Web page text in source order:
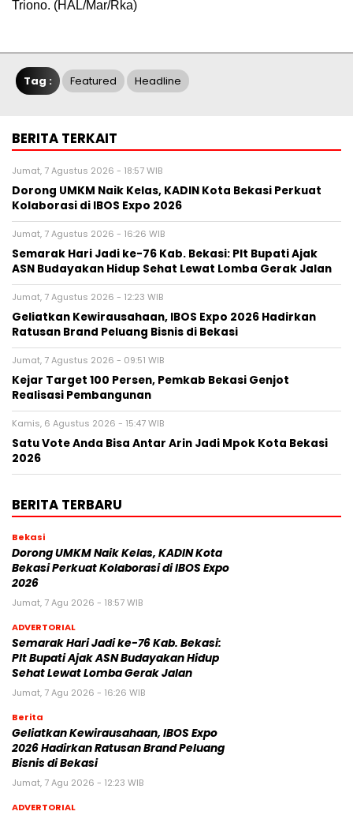
Triono. (HAL/Mar/Rka)
Tag : Featured Headline
BERITA TERKAIT
Jumat, 7 Agustus 2026 - 18:57 WIB
Dorong UMKM Naik Kelas, KADIN Kota Bekasi Perkuat
Kolaborasi di IBOS Expo 2026
Jumat, 7 Agustus 2026 - 16:26 WIB
‎Semarak Hari Jadi ke-76 Kab. Bekasi: Plt Bupati Ajak
ASN Budayakan Hidup Sehat Lewat Lomba Gerak Jalan
Jumat, 7 Agustus 2026 - 12:23 WIB
‎Geliatkan Kewirausahaan, IBOS Expo 2026 Hadirkan
Ratusan Brand Peluang Bisnis di Bekasi
Jumat, 7 Agustus 2026 - 09:51 WIB
Kejar Target 100 Persen, Pemkab Bekasi Genjot
Realisasi Pembangunan
Kamis, 6 Agustus 2026 - 15:47 WIB
Satu Vote Anda Bisa Antar Arin Jadi Mpok Kota Bekasi
2026
BERITA TERBARU
Bekasi
Dorong UMKM Naik Kelas, KADIN Kota
Bekasi Perkuat Kolaborasi di IBOS Expo
2026
Jumat, 7 Agu 2026 - 18:57 WIB
ADVERTORIAL
‎Semarak Hari Jadi ke-76 Kab. Bekasi:
Plt Bupati Ajak ASN Budayakan Hidup
Sehat Lewat Lomba Gerak Jalan
Jumat, 7 Agu 2026 - 16:26 WIB
Berita
‎Geliatkan Kewirausahaan, IBOS Expo
2026 Hadirkan Ratusan Brand Peluang
Bisnis di Bekasi
Jumat, 7 Agu 2026 - 12:23 WIB
ADVERTORIAL